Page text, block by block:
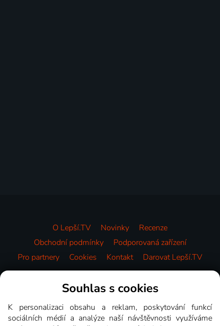
O Lepší.TV Novinky
Recenze
Obchodní podmínky
Podporovaná zařízení
Pro partnery
Cookies Kontakt Darovat Lepší.TV
Videotéka
Souhlas s cookies
K personalizaci obsahu a reklam, poskytování funkcí
sociálních médií a analýze naší návštěvnosti využíváme